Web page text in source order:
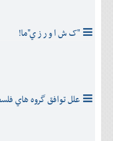
"ک ش ا و ر ز ي"ما!
علل توافق گروه هاي